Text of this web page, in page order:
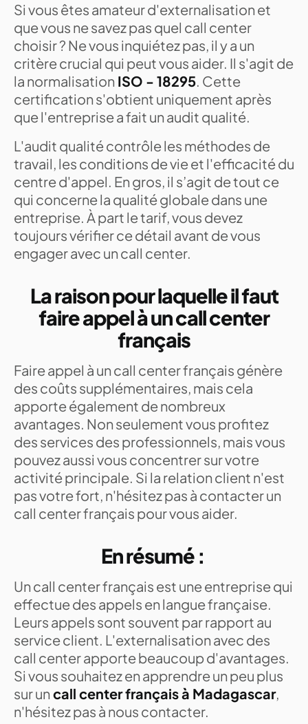
Si vous êtes amateur d'externalisation et
que vous ne savez pas quel call center
choisir ? Ne vous inquiétez pas, il y a un
critère crucial qui peut vous aider. Il s'agit de
la normalisation ISO - 18295. Cette
certification s'obtient uniquement après
que l'entreprise a fait un audit qualité.
L'audit qualité contrôle les méthodes de
travail, les conditions de vie et l'efficacité du
centre d'appel. En gros, il s’agit de tout ce
qui concerne la qualité globale dans une
entreprise. À part le tarif, vous devez
toujours vérifier ce détail avant de vous
engager avec un call center.
La raison pour laquelle il faut
faire appel à un call center
français
Faire appel à un call center français génère
des coûts supplémentaires, mais cela
apporte également de nombreux
avantages. Non seulement vous profitez
des services des professionnels, mais vous
pouvez aussi vous concentrer sur votre
activité principale. Si la relation client n'est
pas votre fort, n'hésitez pas à contacter un
call center français pour vous aider.
En résumé :
Un call center français est une entreprise qui
effectue des appels en langue française.
Leurs appels sont souvent par rapport au
service client. L'externalisation avec des
call center apporte beaucoup d'avantages.
Si vous souhaitez en apprendre un peu plus
sur uncall center français à Madagascar,
n'hésitez pas à nous contacter.